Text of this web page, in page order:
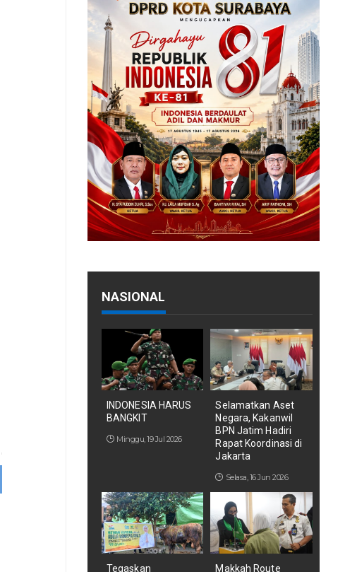
NASIONAL
INDONESIA HARUS
BANGKIT
Minggu, 19 Jul 2026
Selamatkan Aset
Negara, Kakanwil
BPN Jatim Hadiri
Rapat Koordinasi di
Jakarta
Selasa, 16 Jun 2026
Tegaskan
Makkah Route